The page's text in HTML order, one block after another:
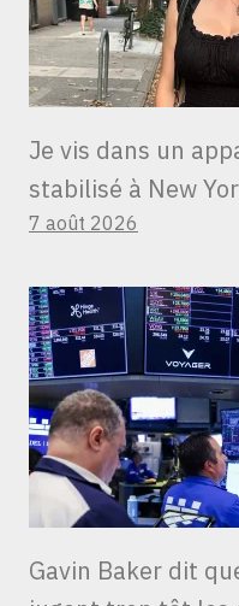
Je vis dans un
stabilisé à New
7 août 2026
Gavin Baker dit